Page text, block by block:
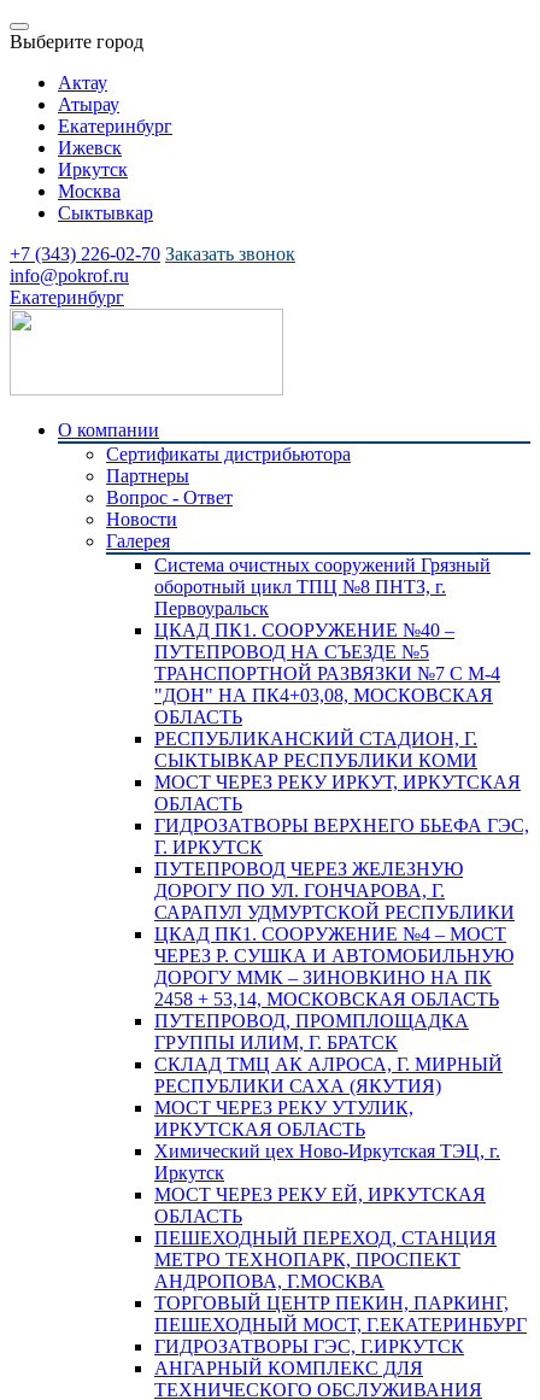
Выберите город
Актау
Атырау
Екатеринбург
Ижевск
Иркутск
Москва
Сыктывкар
+7 (343) 226-02-70 Заказать звонок
info@pokrof.ru
Екатеринбург
О компании
Сертификаты дистрибьютора
Партнеры
Вопрос - Ответ
Новости
Галерея
Система очистных сооружений Грязный
оборотный цикл ТПЦ №8 ПНТЗ, г.
Первоуральск
ЦКАД ПК1. СООРУЖЕНИЕ №40 –
ПУТЕПРОВОД НА СЪЕЗДЕ №5
ТРАНСПОРТНОЙ РАЗВЯЗКИ №7 С М-4
"ДОН" НА ПК4+03,08, МОСКОВСКАЯ
ОБЛАСТЬ
РЕСПУБЛИКАНСКИЙ СТАДИОН, Г.
СЫКТЫВКАР РЕСПУБЛИКИ КОМИ
МОСТ ЧЕРЕЗ РЕКУ ИРКУТ, ИРКУТСКАЯ
ОБЛАСТЬ
ГИДРОЗАТВОРЫ ВЕРХНЕГО БЬЕФА ГЭС,
Г. ИРКУТСК
ПУТЕПРОВОД ЧЕРЕЗ ЖЕЛЕЗНУЮ
ДОРОГУ ПО УЛ. ГОНЧАРОВА, Г.
САРАПУЛ УДМУРТСКОЙ РЕСПУБЛИКИ
ЦКАД ПК1. СООРУЖЕНИЕ №4 – МОСТ
ЧЕРЕЗ Р. СУШКА И АВТОМОБИЛЬНУЮ
ДОРОГУ ММК – ЗИНОВКИНО НА ПК
2458 + 53,14, МОСКОВСКАЯ ОБЛАСТЬ
ПУТЕПРОВОД, ПРОМПЛОЩАДКА
ГРУППЫ ИЛИМ, Г. БРАТСК
СКЛАД ТМЦ АК АЛРОСА, Г. МИРНЫЙ
РЕСПУБЛИКИ САХА (ЯКУТИЯ)
МОСТ ЧЕРЕЗ РЕКУ УТУЛИК,
ИРКУТСКАЯ ОБЛАСТЬ
Химический цех Ново-Иркутская ТЭЦ, г.
Иркутск
МОСТ ЧЕРЕЗ РЕКУ ЕЙ, ИРКУТСКАЯ
ОБЛАСТЬ
ПЕШЕХОДНЫЙ ПЕРЕХОД, СТАНЦИЯ
МЕТРО ТЕХНОПАРК, ПРОСПЕКТ
АНДРОПОВА, Г.МОСКВА
ТОРГОВЫЙ ЦЕНТР ПЕКИН, ПАРКИНГ,
ПЕШЕХОДНЫЙ МОСТ, Г.ЕКАТЕРИНБУРГ
ГИДРОЗАТВОРЫ ГЭС, Г.ИРКУТСК
АНГАРНЫЙ КОМПЛЕКС ДЛЯ
ТЕХНИЧЕСКОГО ОБСЛУЖИВАНИЯ